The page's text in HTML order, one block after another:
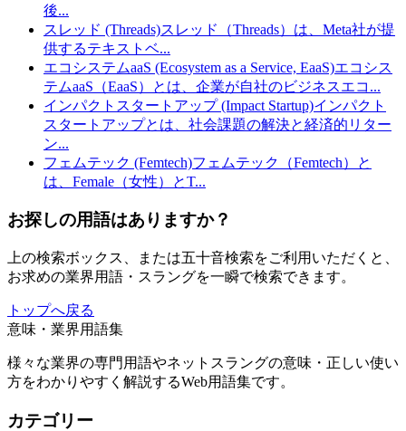
後...
スレッド (Threads)スレッド（Threads）は、Meta社が提
供するテキストベ...
エコシステムaaS (Ecosystem as a Service, EaaS)エコシス
テムaaS（EaaS）とは、企業が自社のビジネスエコ ...
インパクトスタートアップ (Impact Startup)インパクト
スタートアップとは、社会課題の解決と経済的リター
ン...
フェムテック (Femtech)フェムテック（Femtech）と
は、Female（女性）とT...
お探しの用語はありますか？
上の検索ボックス、または五十音検索をご利用いただくと、
お求めの業界用語・スラングを一瞬で検索できます。
トップへ戻る
意味・業界用語集
様々な業界の専門用語やネットスラングの意味・正しい使い
方をわかりやすく解説するWeb用語集です。
カテゴリー